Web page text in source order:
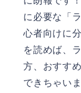
に必要な「
心者向けに
を読めば、
方、おすす
できちゃい